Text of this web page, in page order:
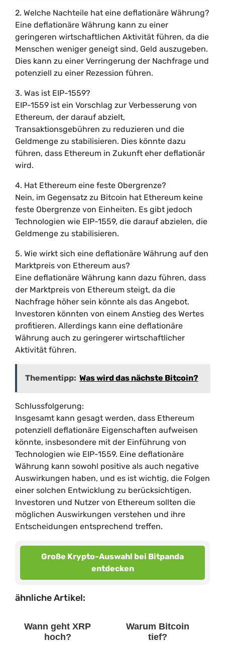
2. Welche Nachteile hat eine deflationäre Währung?
Eine deflationäre Währung kann zu einer
geringeren wirtschaftlichen Aktivität führen, da die
Menschen weniger geneigt sind, Geld auszugeben.
Dies kann zu einer Verringerung der Nachfrage und
potenziell zu einer Rezession führen.
3. Was ist EIP-1559?
EIP-1559 ist ein Vorschlag zur Verbesserung von
Ethereum, der darauf abzielt,
Transaktionsgebühren zu reduzieren und die
Geldmenge zu stabilisieren. Dies könnte dazu
führen, dass Ethereum in Zukunft eher deflationär
wird.
4. Hat Ethereum eine feste Obergrenze?
Nein, im Gegensatz zu Bitcoin hat Ethereum keine
feste Obergrenze von Einheiten. Es gibt jedoch
Technologien wie EIP-1559, die darauf abzielen, die
Geldmenge zu stabilisieren.
5. Wie wirkt sich eine deflationäre Währung auf den
Marktpreis von Ethereum aus?
Eine deflationäre Währung kann dazu führen, dass
der Marktpreis von Ethereum steigt, da die
Nachfrage höher sein könnte als das Angebot.
Investoren könnten von einem Anstieg des Wertes
profitieren. Allerdings kann eine deflationäre
Währung auch zu geringerer wirtschaftlicher
Aktivität führen.
Thementipp: Was wird das nächste Bitcoin?
Schlussfolgerung:
Insgesamt kann gesagt werden, dass Ethereum
potenziell deflationäre Eigenschaften aufweisen
könnte, insbesondere mit der Einführung von
Technologien wie EIP-1559. Eine deflationäre
Währung kann sowohl positive als auch negative
Auswirkungen haben, und es ist wichtig, die Folgen
einer solchen Entwicklung zu berücksichtigen.
Investoren und Nutzer von Ethereum sollten die
möglichen Auswirkungen verstehen und ihre
Entscheidungen entsprechend treffen.
Große Krypto-Auswahl bei Bitpanda
entdecken
ähnliche Artikel:
Wann geht XRP
hoch?
Warum Bitcoin
tief?